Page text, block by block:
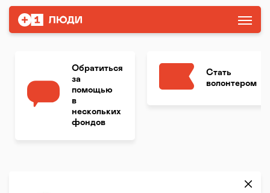
Обратиться
за
помощью
в
нескольких
фондов
Стать
волонтером